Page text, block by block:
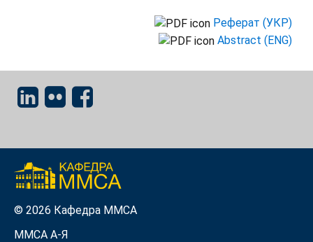
Реферат (УКР)
Abstract (ENG)
© 2026 Кафедра ММСА
ММСА A-Я